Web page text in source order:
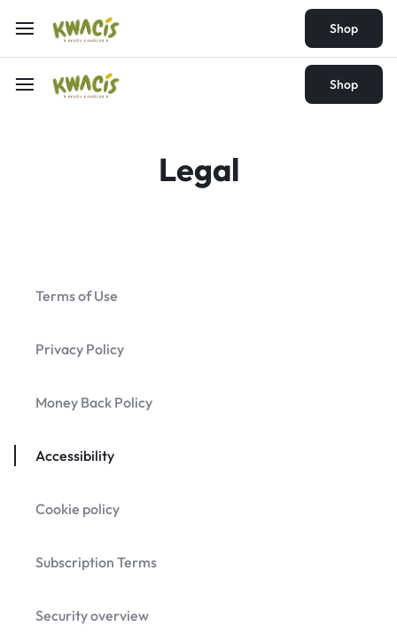
Shop
Shop
Legal
Terms of Use
Privacy Policy
Money Back Policy
Accessibility
Cookie policy
Subscription Terms
Security overview